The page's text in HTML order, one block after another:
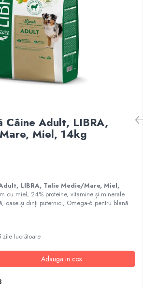
Câine Adult, LIBRA,
Miel, 14kg
LIBRA, Talie Medie/Mare, Miel,
cu miel, 24% proteine, vitamine și minerale
oase și dinți puternici, Omega-6 pentru blană
zile lucrătoare
Adauga in cos